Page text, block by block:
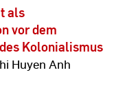
als
vor dem
Kolonialismus
Huyen Anh